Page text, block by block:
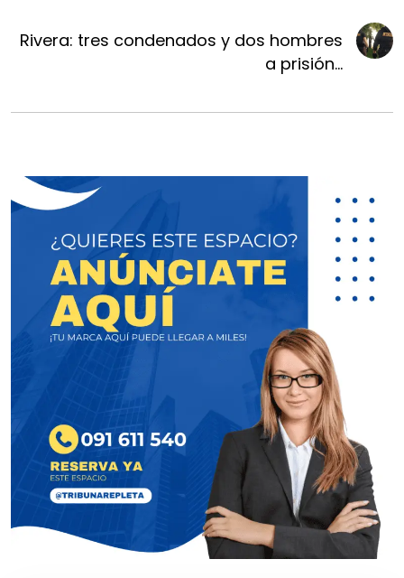
Rivera: tres condenados y dos hombres
a prisión...